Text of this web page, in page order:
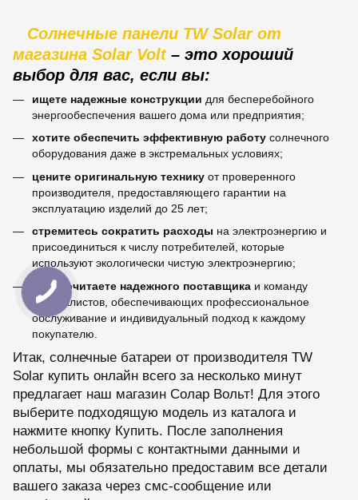
Солнечные панели TW Solar от
магазина Solar Volt – это хороший
выбор для вас, если вы:
ищете надежные конструкции для бесперебойного
энергообеспечения вашего дома или предприятия;
хотите обеспечить эффективную работу солнечного
оборудования даже в экстремальных условиях;
цените оригинальную технику от проверенного
производителя, предоставляющего гарантии на
эксплуатацию изделий до 25 лет;
стремитесь сократить расходы на электроэнергию и
присоединиться к числу потребителей, которые
используют экологически чистую электроэнергию;
предпочитаете надежного поставщика и команду
специалистов, обеспечивающих профессиональное
обслуживание и индивидуальный подход к каждому
покупателю.
Итак, солнечные батареи от производителя TW
Solar купить онлайн всего за несколько минут
предлагает наш магазин Солар Вольт! Для этого
выберите подходящую модель из каталога и
нажмите кнопку Купить. После заполнения
небольшой формы с контактными данными и
оплаты, мы обязательно предоставим все детали
вашего заказа через смс-сообщение или